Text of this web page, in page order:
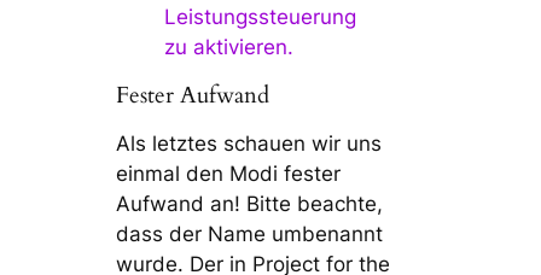
Leistungssteuerung
zu aktivieren.
Fester Aufwand
Als letztes schauen wir uns
einmal den Modi fester
Aufwand an! Bitte beachte,
dass der Name umbenannt
wurde. Der in Project for the